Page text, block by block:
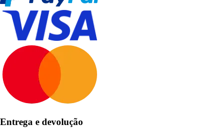
Entrega e devolução